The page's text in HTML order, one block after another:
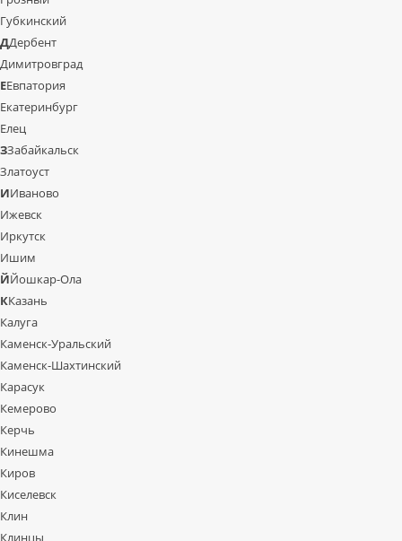
Губкинский
ДДербент
Димитровград
ЕЕвпатория
Екатеринбург
Елец
ЗЗабайкальск
Златоуст
ИИваново
Ижевск
Иркутск
Ишим
ЙЙошкар-Ола
ККазань
Калуга
Каменск-Уральский
Каменск-Шахтинский
Карасук
Кемерово
Керчь
Кинешма
Киров
Киселевск
Клин
Клинцы